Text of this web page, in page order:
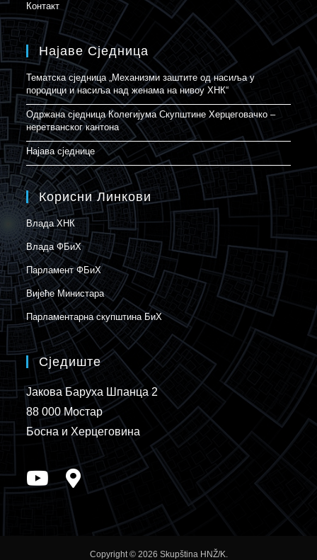
Контакт
Најаве Сједница
Тематска сједница „Механизми заштите од насиља у
породици и насиља над женама на нивоу ХНК“
Одржана сједница Колегијума Скупштине Херцеговачко –
неретванског кантона
Најава сједнице
Корисни Линкови
Влада ХНК
Влада ФБиХ
Парламент ФБиХ
Вијеће Министара
Парламентарна скупштина БиХ
Сједиште
Јакова Баруха Шпанца 2
88 000 Мостар
Босна и Херцеговина
Copyright © 2026 Skupština HNŽ/K.